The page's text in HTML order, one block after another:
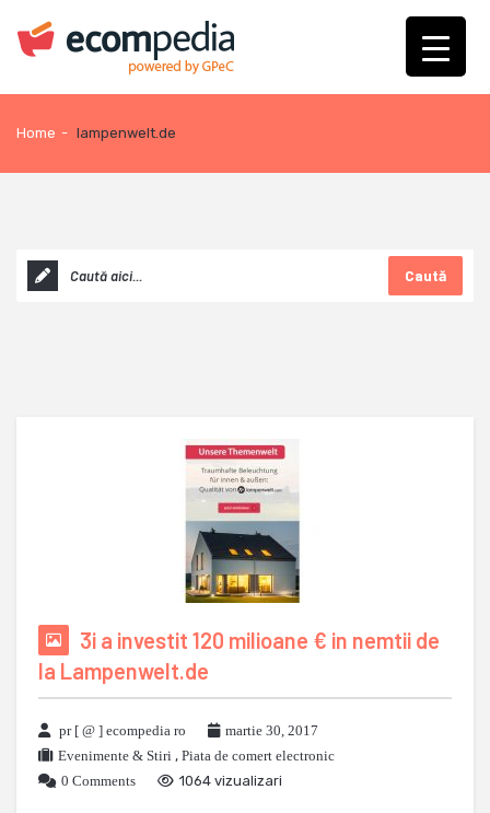
Home - lampenwelt.de
Caută
3i a investit 120 milioane € in nemtii de
la Lampenwelt.de
pr [ @ ] ecompedia ro
martie 30, 2017
Evenimente & Stiri , Piata de comert electronic
0 Comments
1064 vizualizari